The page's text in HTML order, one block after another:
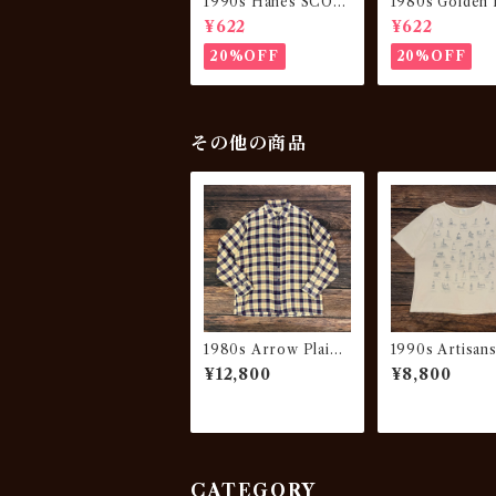
BY DOO Sweatshirt
“sun fade”
¥622
20%OFF
Varsity JKT
n USA”
¥622
20%OFF
その他の商品
1980s Arrow Plaid
Light Flannel Shirt
¥12,800
1990s
higan Rag
¥8,800
CATEGORY